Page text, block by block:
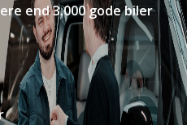
end 3.000 gode biler